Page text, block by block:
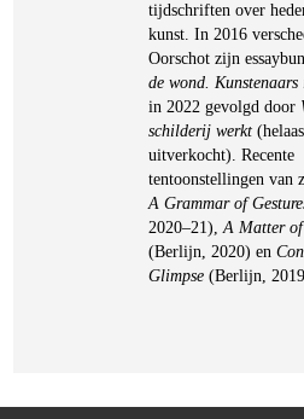
tijdschriften over
kunst. In 2016
Oorschot zijn
de wond.
in 2022 gevolgd door
schilderij werkt (helaas
uitverkocht). Recente
tentoonstellingen van
A Grammar of
2020–21),A Matter
(Berlijn, 2020) en
Glimpse (Berlijn,